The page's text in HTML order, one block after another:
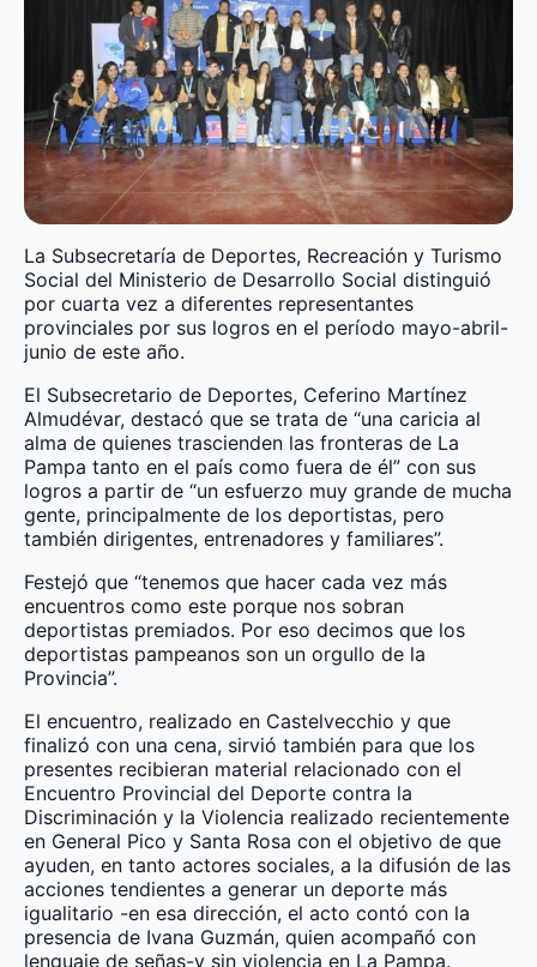
La Subsecretaría de Deportes, Recreación y Turismo
Social del Ministerio de Desarrollo Social distinguió
por cuarta vez a diferentes representantes
provinciales por sus logros en el período mayo-abril-
junio de este año.
El Subsecretario de Deportes, Ceferino Martínez
Almudévar, destacó que se trata de “una caricia al
alma de quienes trascienden las fronteras de La
Pampa tanto en el país como fuera de él” con sus
logros a partir de “un esfuerzo muy grande de mucha
gente, principalmente de los deportistas, pero
también dirigentes, entrenadores y familiares”.
Festejó que “tenemos que hacer cada vez más
encuentros como este porque nos sobran
deportistas premiados. Por eso decimos que los
deportistas pampeanos son un orgullo de la
Provincia”.
El encuentro, realizado en Castelvecchio y que
finalizó con una cena, sirvió también para que los
presentes recibieran material relacionado con el
Encuentro Provincial del Deporte contra la
Discriminación y la Violencia realizado recientemente
en General Pico y Santa Rosa con el objetivo de que
ayuden, en tanto actores sociales, a la difusión de las
acciones tendientes a generar un deporte más
igualitario -en esa dirección, el acto contó con la
presencia de Ivana Guzmán, quien acompañó con
lenguaje de señas-y sin violencia en La Pampa.